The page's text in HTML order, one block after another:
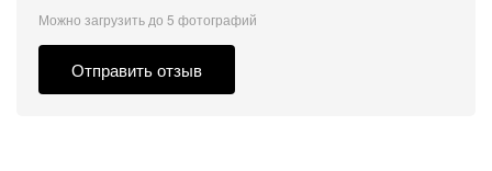
Можно загрузить до 5 фотографий
Отправить отзыв